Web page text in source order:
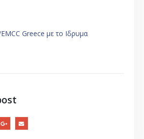
Greece με το Ιδρυμα